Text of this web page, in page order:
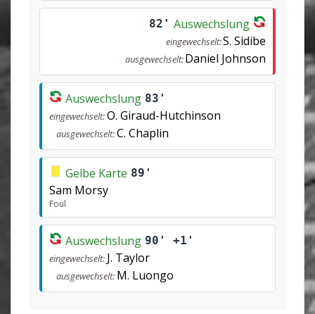
82' Auswechslung
eingewechselt:S. Sidibe
ausgewechselt:Daniel Johnson
Auswechslung 83'
eingewechselt:O. Giraud-Hutchinson
ausgewechselt:C. Chaplin
Gelbe Karte 89'
Sam Morsy
Foul
Auswechslung 90' +1'
eingewechselt: J. Taylor
ausgewechselt: M. Luongo